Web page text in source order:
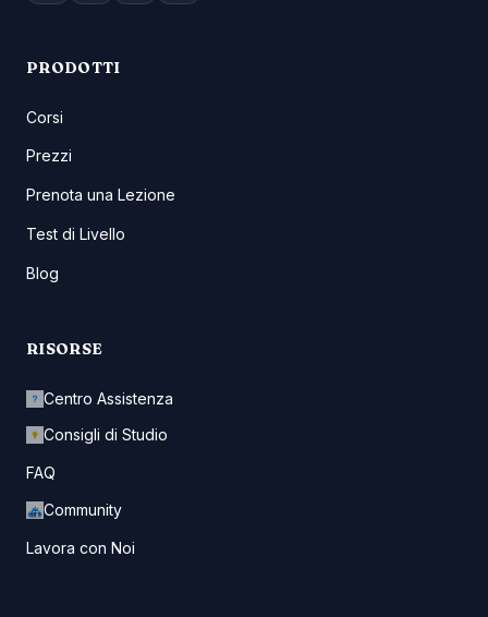
PRODOTTI
Corsi
Prezzi
Prenota una Lezione
Test di Livello
Blog
RISORSE
Centro Assistenza
Consigli di Studio
FAQ
Community
Lavora con Noi